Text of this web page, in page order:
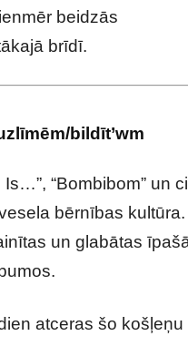
beidzās
brīdī.
bildīt’wm
Is…”, “Bombibom” un
bērnības
un glabātas
atceras šo košļeņu